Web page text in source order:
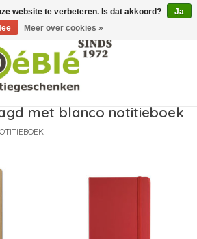
met blanco notitieboek
website te verbeteren. Is dat akkoord?
Ja
Meer over cookies »